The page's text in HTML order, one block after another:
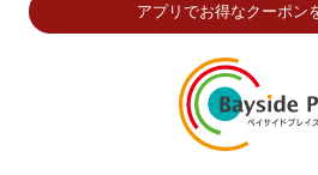
アプリでお得なクーポン